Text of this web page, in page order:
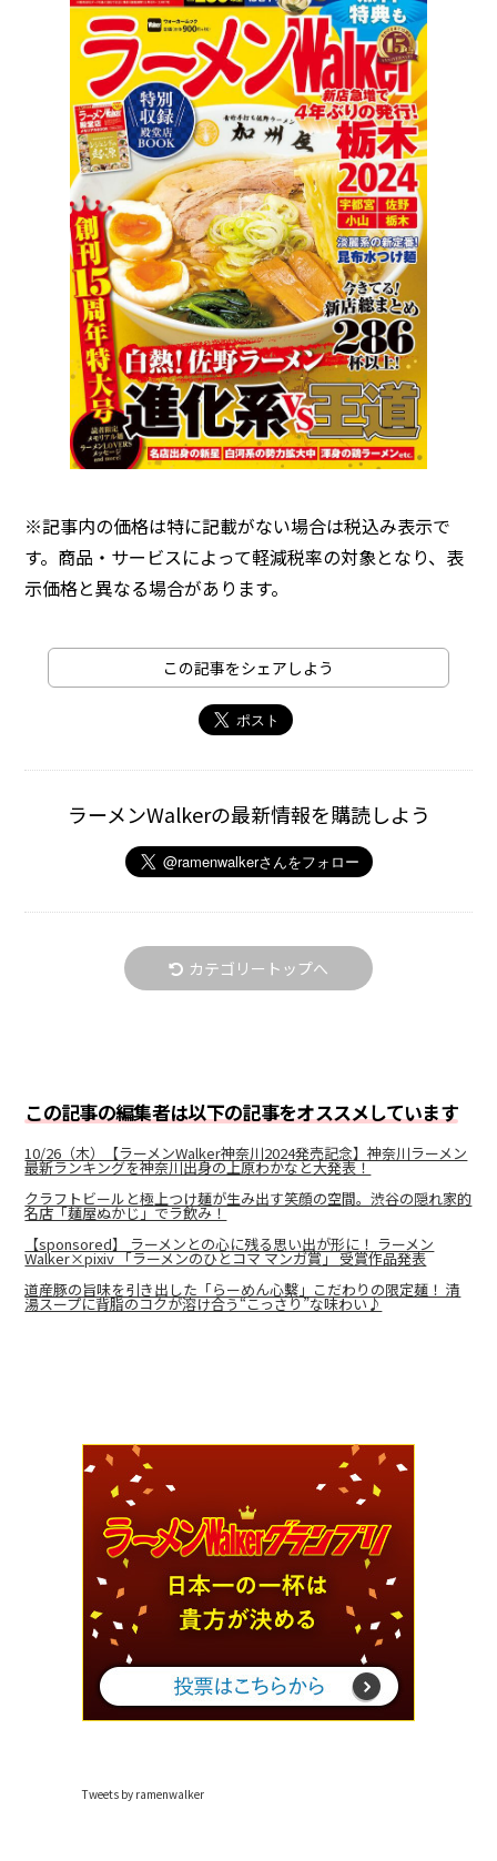
※記事内の価格は特に記載がない場合は税込み表示で
す。商品・サービスによって軽減税率の対象となり、表
示価格と異なる場合があります。
この記事をシェアしよう
ラーメンWalkerの最新情報を購読しよう
カテゴリートップへ
この記事の編集者は以下の記事をオススメしています
10/26（木）【ラーメンWalker神奈川2024発売記念】神奈川ラーメン
最新ランキングを神奈川出身の上原わかなと大発表！
クラフトビールと極上つけ麺が生み出す笑顔の空間。渋谷の隠れ家的
名店「麺屋ぬかじ」でラ飲み！
【sponsored】 ラーメンとの心に残る思い出が形に！ ラーメン
Walker×pixiv 「ラーメンのひとコマ マンガ賞」 受賞作品発表
道産豚の旨味を引き出した「らーめん心繫」こだわりの限定麺！ 清
湯スープに背脂のコクが溶け合う“こっさり”な味わい♪
Tweets by ramenwalker